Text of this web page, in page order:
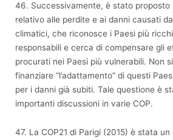
46. Successivamente, è stato proposto
relativo alle perdite e ai danni causati
climatici, che riconosce i Paesi più
responsabili e cerca di compensare gli
procurati nei Paesi più vulnerabili. Non
finanziare “l’adattamento” di questi
per i danni già subiti. Tale questione è
importanti discussioni in varie COP.
47. La COP21 di Parigi (2015) è stata